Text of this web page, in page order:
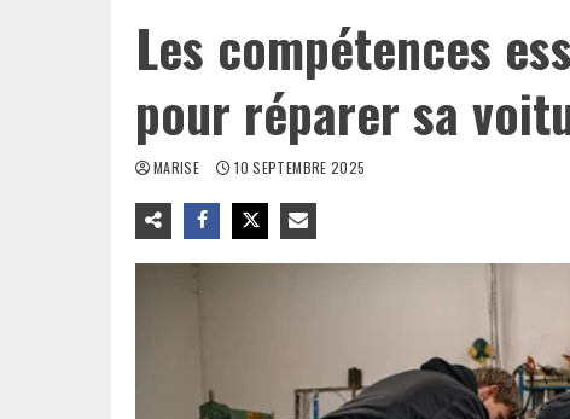
Les compétences
pour réparer sa
MARISE 10 SEPTEMBRE 2025